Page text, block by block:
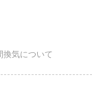
換気について